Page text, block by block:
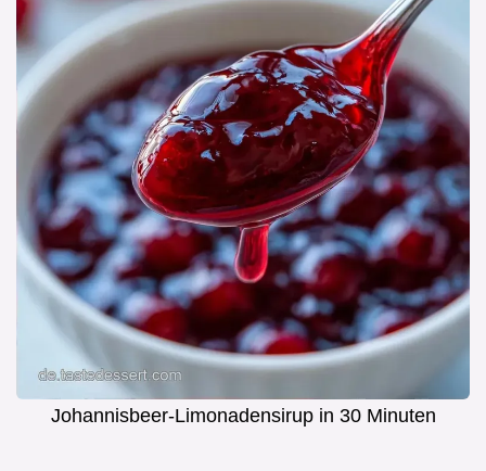
Johannisbeer-Limonadensirup in 30 Minuten